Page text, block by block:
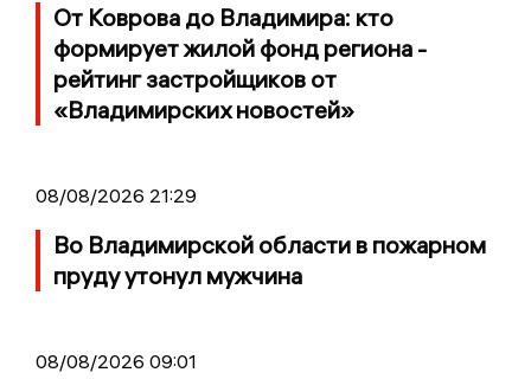
От Коврова до Владимира: кто
формирует жилой фонд региона -
рейтинг застройщиков от
«Владимирских новостей»
08/08/2026 21:29
Во Владимирской области в пожарном
пруду утонул мужчина
08/08/2026 09:01